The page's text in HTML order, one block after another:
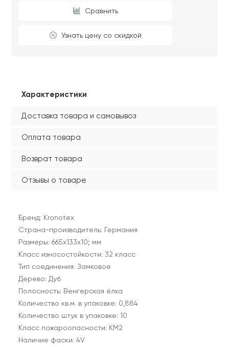
Сравнить
Узнать цену со скидкой
Характеристики
Доставка товара и самовывоз
Оплата товара
Возврат товара
Отзывы о товаре
Бренд: Kronotex
Страна-производитель: Германия
Размеры: 665х133х10; мм
Класс износостойкости: 32 класс
Тип соединения: Замковое
Дерево: Дуб
Полосность: Венгерская ёлка
Количество кв.м. в упаковке: 0,884
Количество штук в упаковке: 10
Класс пожароопасности: КМ2
Наличие фаски: 4V